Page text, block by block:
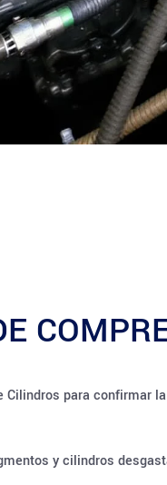
Cilindros para confirmar
y cilindros